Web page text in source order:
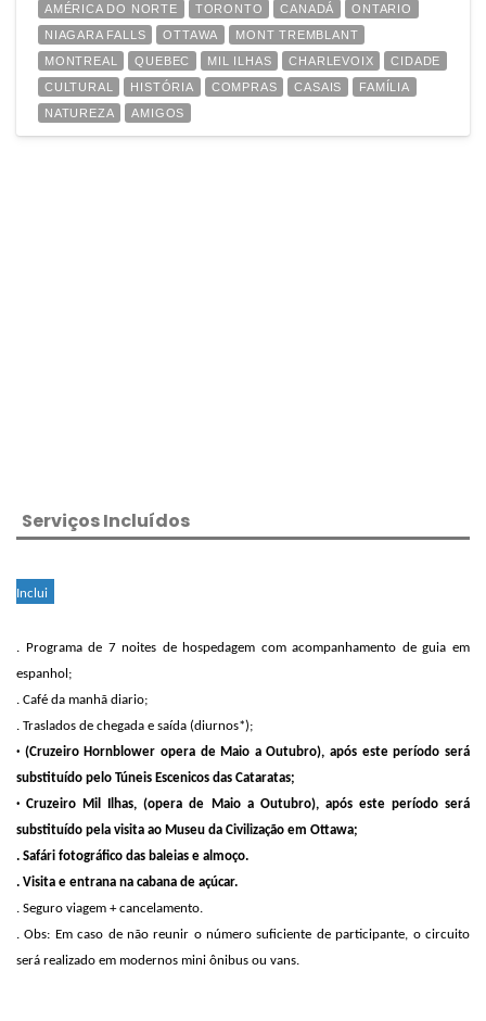
AMÉRICA DO NORTE TORONTO CANADÁ
ONTARIO
NIAGARA FALLS
OTTAWA
MONT TREMBLANT
MONTREAL
QUEBEC MIL ILHAS CHARLEVOIX
CIDADE
CULTURAL
HISTÓRIA COMPRAS CASAIS
FAMÍLIA
NATUREZA
AMIGOS
Serviços Incluídos
Inclui
. Programa de 7 noites de hospedagem com acompanhamento de guia em
espanhol;
. Café da manhã diario;
. Traslados de chegada e saída (diurnos*);
· (Cruzeiro Hornblower opera de Maio a Outubro), após este período será
substituído pelo Túneis Escenicos das Cataratas;
· Cruzeiro Mil Ilhas, (opera de Maio a Outubro), após este período será
substituído pela visita ao Museu da Civilização em Ottawa;
. Safári fotográfico das baleias e almoço.
. Visita e entrana na cabana de açúcar.
. Seguro viagem + cancelamento.
. Obs: Em caso de não reunir o número suficiente de participante, o circuito
será realizado em modernos mini ônibus ou vans.